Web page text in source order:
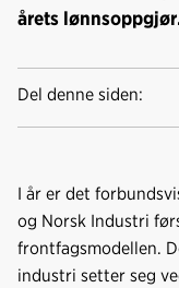
årets
Del denne siden:
I år er det
og Norsk Industri
frontfagsmodellen.
industri setter seg